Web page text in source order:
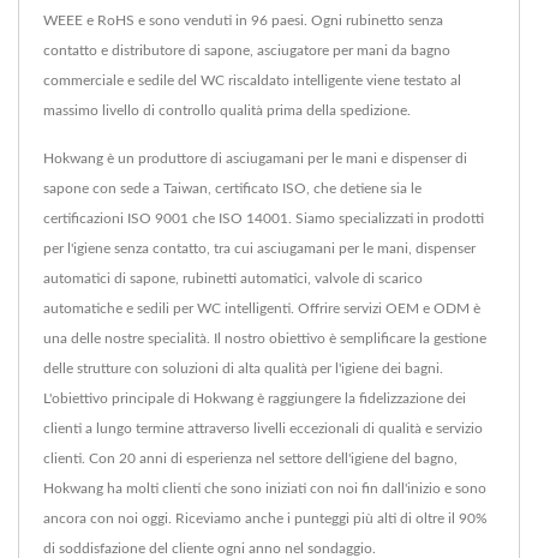
WEEE e RoHS e sono venduti in 96 paesi. Ogni rubinetto senza
contatto e distributore di sapone, asciugatore per mani da bagno
commerciale e sedile del WC riscaldato intelligente viene testato al
massimo livello di controllo qualità prima della spedizione.
Hokwang è un produttore di asciugamani per le mani e dispenser di
sapone con sede a Taiwan, certificato ISO, che detiene sia le
certificazioni ISO 9001 che ISO 14001. Siamo specializzati in prodotti
per l'igiene senza contatto, tra cui asciugamani per le mani, dispenser
automatici di sapone, rubinetti automatici, valvole di scarico
automatiche e sedili per WC intelligenti. Offrire servizi OEM e ODM è
una delle nostre specialità. Il nostro obiettivo è semplificare la gestione
delle strutture con soluzioni di alta qualità per l'igiene dei bagni.
L'obiettivo principale di Hokwang è raggiungere la fidelizzazione dei
clienti a lungo termine attraverso livelli eccezionali di qualità e servizio
clienti. Con 20 anni di esperienza nel settore dell'igiene del bagno,
Hokwang ha molti clienti che sono iniziati con noi fin dall'inizio e sono
ancora con noi oggi. Riceviamo anche i punteggi più alti di oltre il 90%
di soddisfazione del cliente ogni anno nel sondaggio.